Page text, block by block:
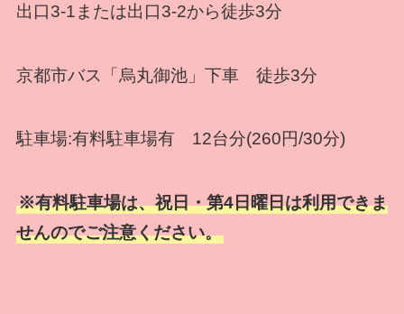
出口3-1または出口3-2から徒歩3分
京都市バス「烏丸御池」下車 徒歩3分
駐車場:有料駐車場有 12台分(260円/30分)
※有料駐車場は、祝日・第4日曜日は利用できま
せんのでご注意ください。